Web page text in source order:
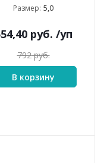
Размер: 5,0
руб. /уп
792руб.
В корзину